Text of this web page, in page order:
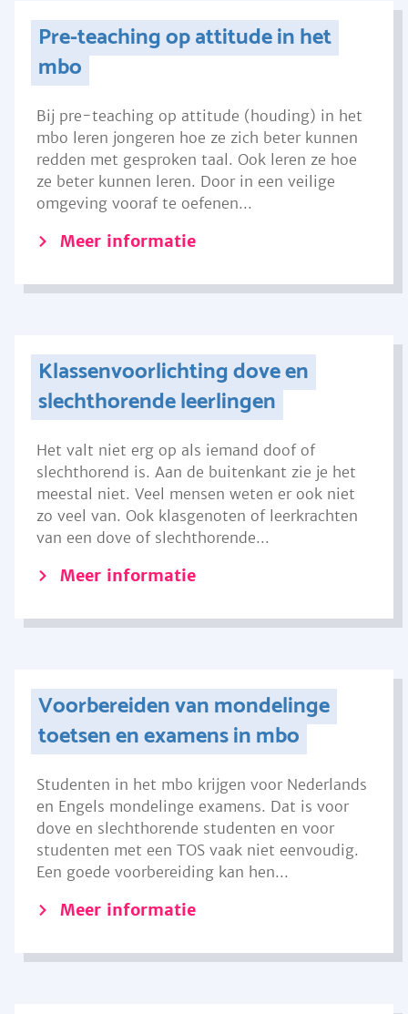
Pre-teaching op attitude in het
mbo
Bij pre-teaching op attitude (houding) in het
mbo leren jongeren hoe ze zich beter kunnen
redden met gesproken taal. Ook leren ze hoe
ze beter kunnen leren. Door in een veilige
omgeving vooraf te oefenen...
Meer informatie
Klassenvoorlichting dove en
slechthorende leerlingen
Het valt niet erg op als iemand doof of
slechthorend is. Aan de buitenkant zie je het
meestal niet. Veel mensen weten er ook niet
zo veel van. Ook klasgenoten of leerkrachten
van een dove of slechthorende...
Meer informatie
Voorbereiden van mondelinge
toetsen en examens in mbo
Studenten in het mbo krijgen voor Nederlands
en Engels mondelinge examens. Dat is voor
dove en slechthorende studenten en voor
studenten met een TOS vaak niet eenvoudig.
Een goede voorbereiding kan hen...
Meer informatie